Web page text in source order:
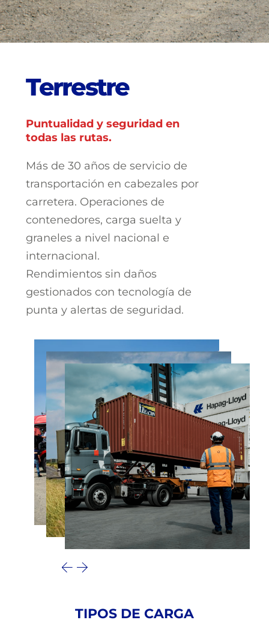
Terrestre
Puntualidad y seguridad en
todas las rutas.
Más de 30 años de servicio de
transportación en cabezales por
carretera. Operaciones de
contenedores, carga suelta y
graneles a nivel nacional e
internacional.
Rendimientos sin daños
gestionados con tecnología de
punta y alertas de seguridad.
TIPOS DE CARGA